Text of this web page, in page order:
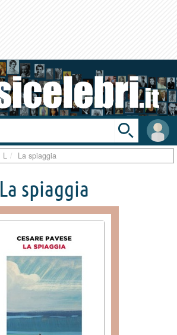
User
area
Toggle
search
bar
L La spiaggia
La spiaggia